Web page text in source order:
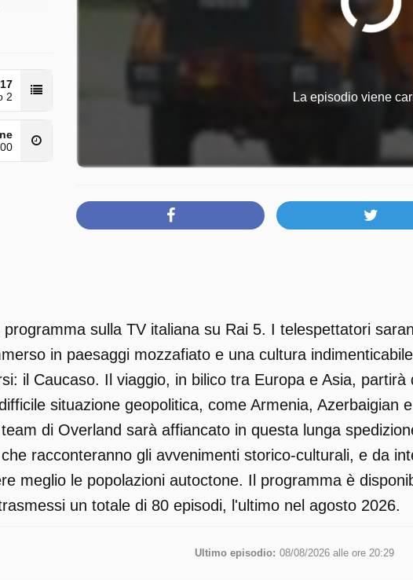
2
La episodio viene
programma sulla TV italiana su Rai 5. I telespettatori
in paesaggi mozzafiato e una cultura
il Caucaso. Il viaggio, in bilico tra Europa e Asia,
situazione geopolitica, come Armenia, Azerbaigian
di Overland sarà affiancato in questa lunga
racconteranno gli avvenimenti storico-culturali, e da
meglio le popolazioni autoctone. Il programma è
un totale di 80 episodi, l'ultimo nel agosto 2026.
Ultimo episodio: 08/08/2026 alle ore 20:29